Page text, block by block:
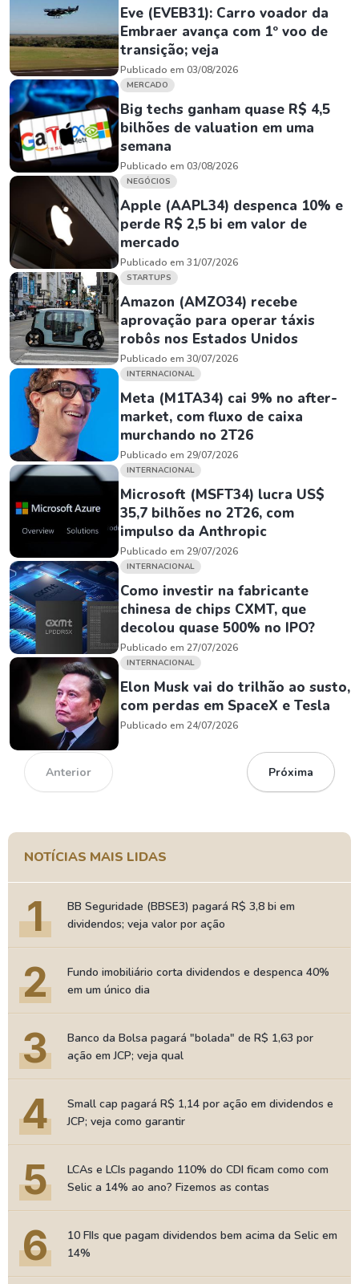
Eve (EVEB31): Carro voador da
Embraer avança com 1º voo de
transição; veja
Publicado em 03/08/2026
MERCADO
Big techs ganham quase R$ 4,5
bilhões de valuation em uma
semana
Publicado em 03/08/2026
NEGÓCIOS
Apple (AAPL34) despenca 10% e
perde R$ 2,5 bi em valor de
mercado
Publicado em 31/07/2026
STARTUPS
Amazon (AMZO34) recebe
aprovação para operar táxis
robôs nos Estados Unidos
Publicado em 30/07/2026
INTERNACIONAL
Meta (M1TA34) cai 9% no after-
market, com fluxo de caixa
murchando no 2T26
Publicado em 29/07/2026
INTERNACIONAL
Microsoft (MSFT34) lucra US$
35,7 bilhões no 2T26, com
impulso da Anthropic
Publicado em 29/07/2026
INTERNACIONAL
Como investir na fabricante
chinesa de chips CXMT, que
decolou quase 500% no IPO?
Publicado em 27/07/2026
INTERNACIONAL
Elon Musk vai do trilhão ao susto,
com perdas em SpaceX e Tesla
Publicado em 24/07/2026
Anterior Próxima
NOTÍCIAS MAIS LIDAS
1
BB Seguridade (BBSE3) pagará R$ 3,8 bi em
dividendos; veja valor por ação
2
Fundo imobiliário corta dividendos e despenca 40%
em um único dia
3
Banco da Bolsa pagará "bolada" de R$ 1,63 por
ação em JCP; veja qual
4
Small cap pagará R$ 1,14 por ação em dividendos e
JCP; veja como garantir
5
LCAs e LCIs pagando 110% do CDI ficam como com
Selic a 14% ao ano? Fizemos as contas
6
10 FIIs que pagam dividendos bem acima da Selic em
14%